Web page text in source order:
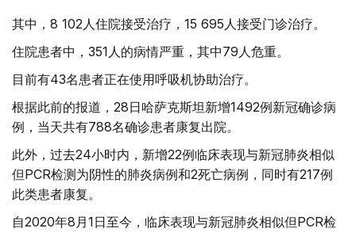
其中，8 102人住院接受治疗，15 695人接受门诊治疗。
住院患者中，351人的病情严重，其中79人危重。
目前有43名患者正在使用呼吸机协助治疗。
根据此前的报道，28日哈萨克斯坦新增1492例新冠确诊病
例，当天共有788名确诊患者康复出院。
此外，过去24小时内，新增22例临床表现与新冠肺炎相似
但PCR检测为阴性的肺炎病例和2死亡病例，同时有217例
此类患者康复。
自2020年8月1日至今，临床表现与新冠肺炎相似但PCR检